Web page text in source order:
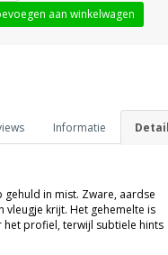
Informatie
in mist. Zware, aardse
krijt. Het gehemelte is
profiel, terwijl subtiele hints